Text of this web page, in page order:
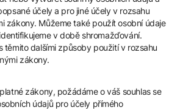
účely a pro jiné účely v rozsahu
zákony. Můžeme také použít osobní údaje
v době shromažďování.
těmito dalšími způsoby použití v rozsahu
zákony.
zákony, požádáme o váš souhlas se
údajů pro účely přímého